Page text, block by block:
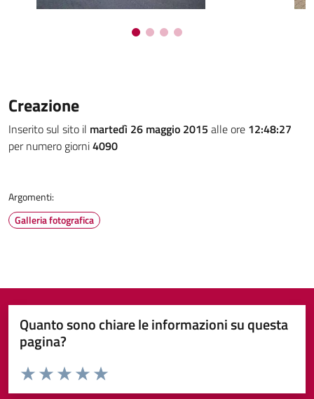
Creazione
Inserito sul sito il martedì 26 maggio 2015 alle ore 12:48:27
per numero giorni4090
Argomenti:
Galleria fotografica
Quanto sono chiare le informazioni su questa
pagina?
Valuta da 1 a 5 stelle la pagina
Valuta 5 stelle su 5
Valuta 4 stelle su 5
Valuta 3 stelle su 5
Valuta 2 stelle su 5
Valuta 1 stelle su 5